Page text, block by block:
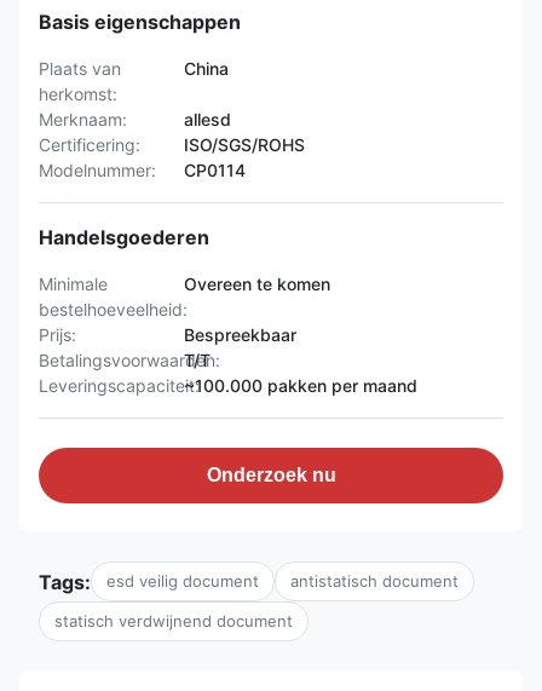
Basis eigenschappen
Plaats van
herkomst:
China
Merknaam:
allesd
Certificering:
ISO/SGS/ROHS
Modelnummer:
CP0114
Handelsgoederen
Minimale
bestelhoeveelheid:
Overeen te komen
Prijs:
Bespreekbaar
Betalingsvoorwaarden:
T/T
Leveringscapaciteit:~100.000 pakken per maand
Onderzoek nu
Tags: esd veilig document antistatisch document
statisch verdwijnend document